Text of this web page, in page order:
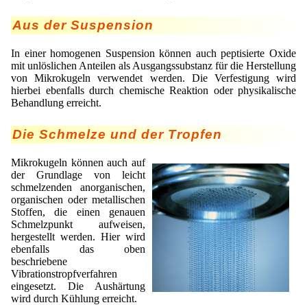
Aus der Suspension
In einer homogenen Suspension können auch peptisierte Oxide
mit unlöslichen Anteilen als Ausgangssubstanz für die Herstellung
von Mikrokugeln verwendet werden. Die Verfestigung wird
hierbei ebenfalls durch chemische Reaktion oder physikalische
Behandlung erreicht.
Die Schmelze und der Tropfen
Mikrokugeln können auch auf
der Grundlage von leicht
schmelzenden anorganischen,
organischen oder metallischen
Stoffen, die einen genauen
Schmelzpunkt aufweisen,
hergestellt werden. Hier wird
ebenfalls das oben
beschriebene
Vibrationstropfverfahren
eingesetzt. Die Aushärtung
wird durch Kühlung erreicht.